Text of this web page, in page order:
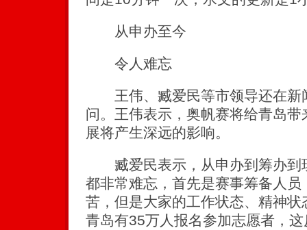
从申办至今
令人难忘
王伟、臧爱民等市领导还在新
问。王伟表示，奥帆赛将给青岛
展将产生深远的影响。
臧爱民表示，从申办到筹办到
都非常难忘，首先是赛事筹备人
苦，但是大家的工作状态、精神
青岛有35万人报名参加志愿者，